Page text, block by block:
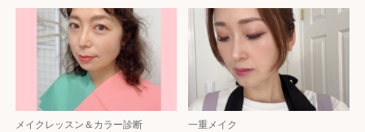
メイクレッスン＆カラー診断 一重メイク